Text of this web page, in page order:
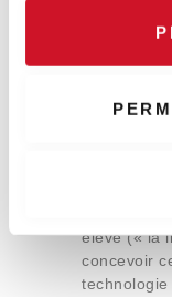
i
d’urgence
Les
Bien que
élevé (« la
concevoir